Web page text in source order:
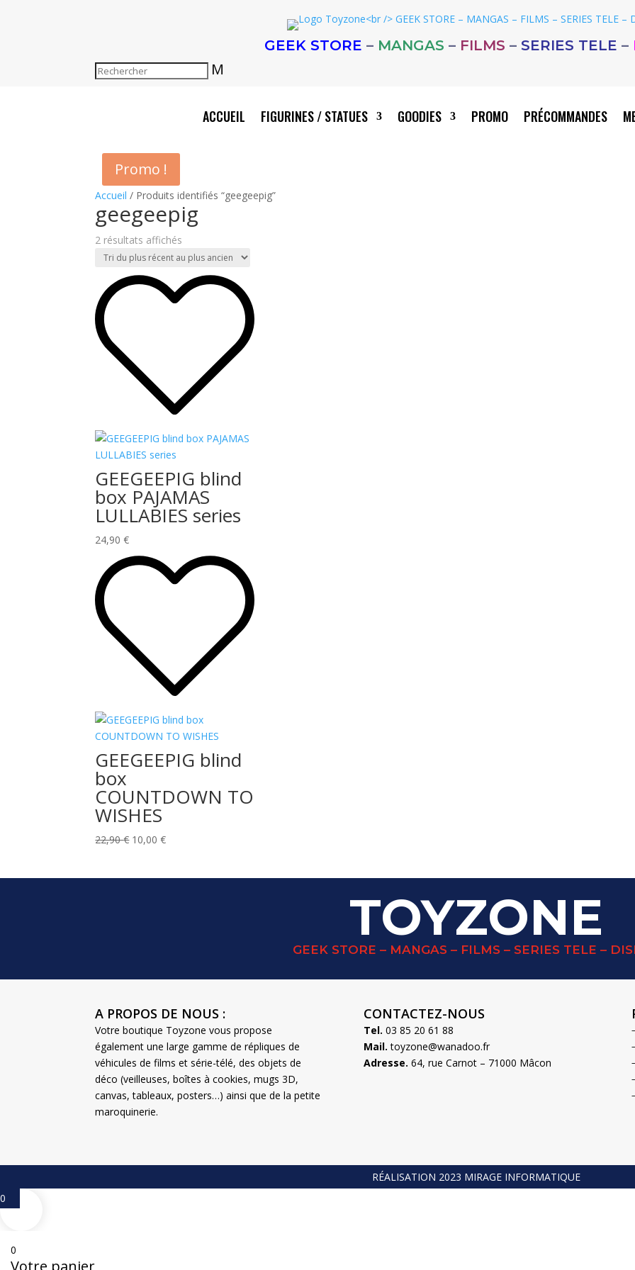
GEEK STORE – MANGAS – FILMS – SERIES TELE –
M
ACCUEIL FIGURINES / STATUES GOODIES PROMO PRÉCOMMANDES
Accueil / Produits identifiés “geegeepig”
geegeepig
2 résultats affichés
du
récent
GEEGEEPIG blind
box PAJAMAS
LULLABIES series
24,90€
Promo !
GEEGEEPIG blind
box
COUNTDOWN TO
WISHES
22,90€ Le
10,00€Le
TOYZONE
GEEK STORE – MANGAS – FILMS – SERIES TELE –
A PROPOS DE NOUS :
Votre boutique Toyzone vous propose
également une large gamme de répliques de
véhicules de films et série-télé, des objets de
déco (veilleuses, boîtes à cookies, mugs 3D,
canvas, tableaux, posters…) ainsi que de la petite
maroquinerie.
CONTACTEZ-NOUS
Tel. 03 85 20 61 88
Mail. toyzone@wanadoo.fr
Adresse. 64, rue Carnot – 71000 Mâcon
RÉALISATION 2023 MIRAGE INFORMATIQUE
0
0